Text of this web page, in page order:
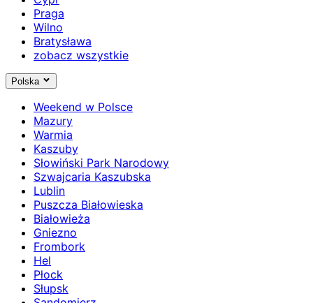
Praga
Wilno
Bratysława
zobacz wszystkie
Polska
Weekend w Polsce
Mazury
Warmia
Kaszuby
Słowiński Park Narodowy
Szwajcaria Kaszubska
Lublin
Puszcza Białowieska
Białowieża
Gniezno
Frombork
Hel
Płock
Słupsk